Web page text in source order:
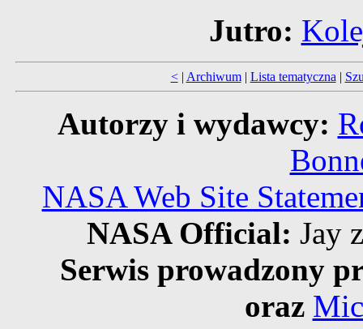
Jutro:
<| Archiwum| Lista tematyczna |
Autorzy i wydawcy:
NASA Web Site
NASA Official: Jay
Serwis prowadzony
oraz